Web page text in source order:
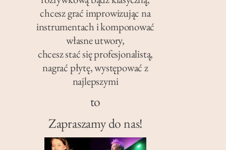
chcesz grać improwizując na
instrumentach i komponować
własne utwory,
chcesz stać się profesjonalistą,
nagrać płytę, występować z
najlepszymi
to
Zapraszamy do nas!